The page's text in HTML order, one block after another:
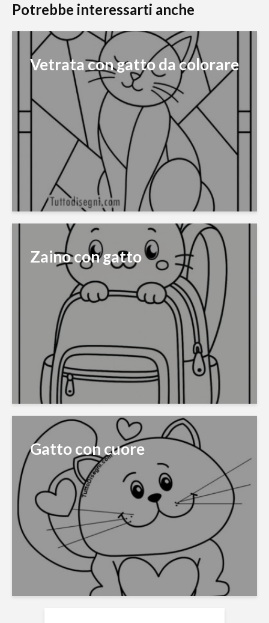
Potrebbe interessarti anche
Vetrata con gatto da colorare
Zaino con gatto
Gatto con cuore